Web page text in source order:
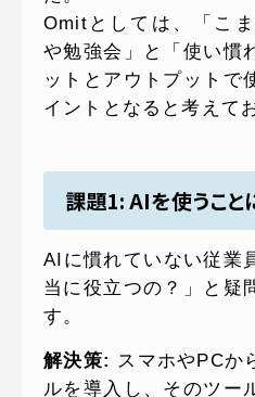
Omitとしては、「こ
や勉強会」と「使い慣
ットとアウトプットで
イントとなると考えて
課題1: AIを使うこと
AIに慣れていない従業
当に役立つの？」と疑
す。
解決策: スマホやPCか
ルを導入し、そのツー